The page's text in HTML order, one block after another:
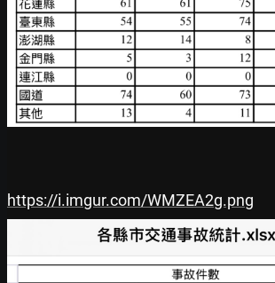
https://i.imgur.com/WMZEA2g.png